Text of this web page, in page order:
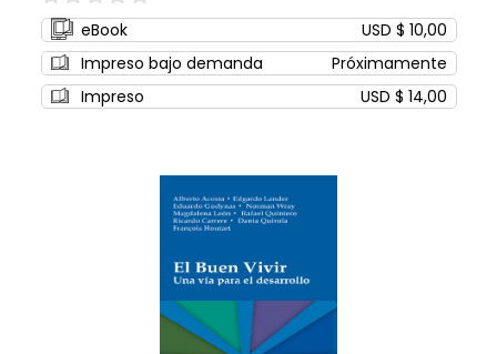
0%
eBook
USD $ 10,00
Impreso bajo demanda
Próximamente
Impreso
USD $ 14,00